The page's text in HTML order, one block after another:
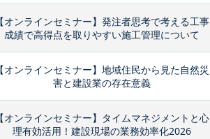
【オンラインセミナー】発注者思考で考える工事
成績で高得点を取りやすい施工管理について
【オンラインセミナー】地域住民から見た自然災
害と建設業の存在意義
【オンラインセミナー】タイムマネジメントと心
理有効活用！建設現場の業務効率化2026